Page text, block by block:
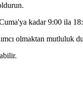
kadar 9:00 ila
olmaktan mutluluk